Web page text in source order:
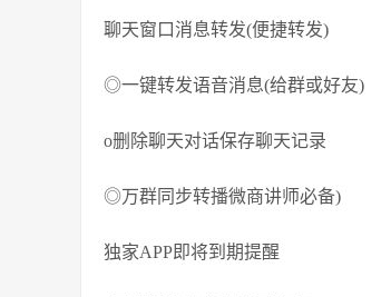
聊天窗口消息转发(便捷转发)
◎一键转发语音消息(给群或好友)
o删除聊天对话保存聊天记录
◎万群同步转播微商讲师必备)
独家APP即将到期提醒